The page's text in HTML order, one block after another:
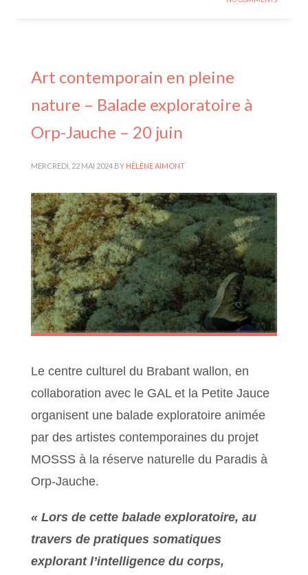
Art contemporain en pleine
nature – Balade exploratoire à
Orp-Jauche – 20 juin
MERCREDI, 22 MAI 2024 BY HÉLÈNE AIMONT
Le centre culturel du Brabant wallon, en
collaboration avec le GAL et la Petite Jauce
organisent une balade exploratoire animée
par des artistes contemporaines du projet
MOSSS à la réserve naturelle du Paradis à
Orp-Jauche.
« Lors de cette balade exploratoire, au
travers de pratiques somatiques
explorant l’intelligence du corps,